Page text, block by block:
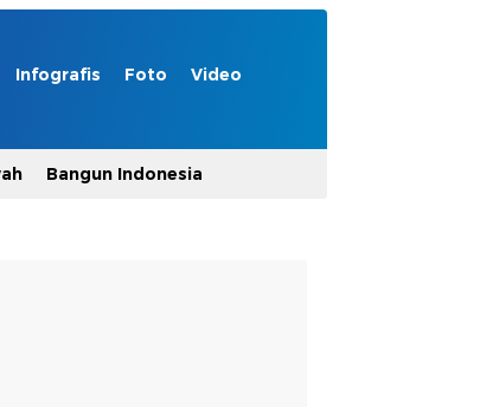
Infografis Foto Video
Bangun Indonesia